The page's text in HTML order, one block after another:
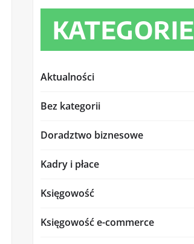
KATEGORIE
Aktualności
Bez kategorii
Doradztwo biznesowe
Kadry i płace
Księgowość
Księgowość e-commerce